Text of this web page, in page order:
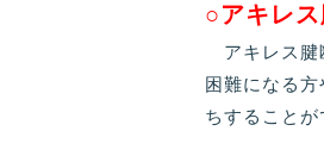
○アキレ
アキレス腱
困難になる
ちすることが